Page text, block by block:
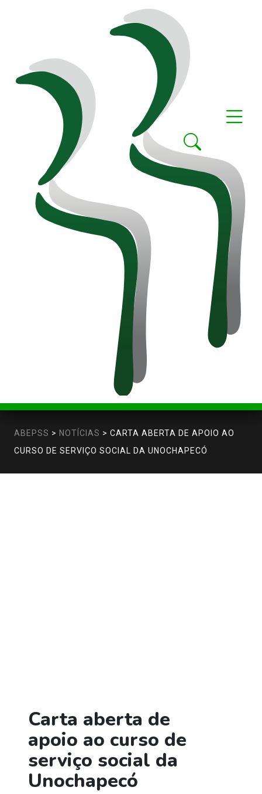
ABEPSS > NOTÍCIAS > CARTA ABERTA DE APOIO AO
CURSO DE SERVIÇO SOCIAL DA UNOCHAPECÓ
Carta aberta de
apoio ao curso de
serviço social da
Unochapecó